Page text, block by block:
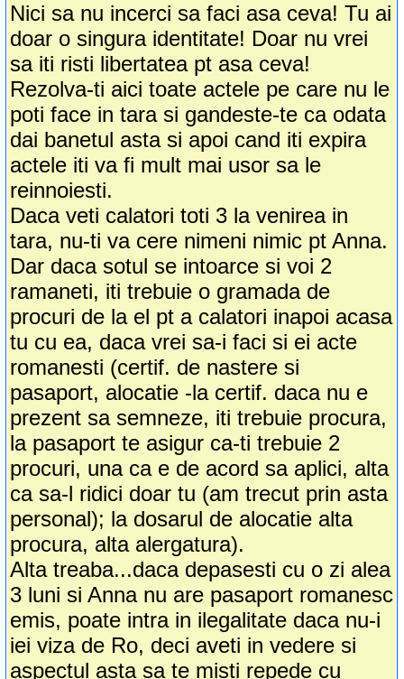
Nici sa nu incerci sa faci asa ceva! Tu ai
doar o singura identitate! Doar nu vrei
sa iti risti libertatea pt asa ceva!
Rezolva-ti aici toate actele pe care nu le
poti face in tara si gandeste-te ca odata
dai banetul asta si apoi cand iti expira
actele iti va fi mult mai usor sa le
reinnoiesti.
Daca veti calatori toti 3 la venirea in
tara, nu-ti va cere nimeni nimic pt Anna.
Dar daca sotul se intoarce si voi 2
ramaneti, iti trebuie o gramada de
procuri de la el pt a calatori inapoi acasa
tu cu ea, daca vrei sa-i faci si ei acte
romanesti (certif. de nastere si
pasaport, alocatie -la certif. daca nu e
prezent sa semneze, iti trebuie procura,
la pasaport te asigur ca-ti trebuie 2
procuri, una ca e de acord sa aplici, alta
ca sa-l ridici doar tu (am trecut prin asta
personal); la dosarul de alocatie alta
procura, alta alergatura).
Alta treaba...daca depasesti cu o zi alea
3 luni si Anna nu are pasaport romanesc
emis, poate intra in ilegalitate daca nu-i
iei viza de Ro, deci aveti in vedere si
aspectul asta sa te misti repede cu